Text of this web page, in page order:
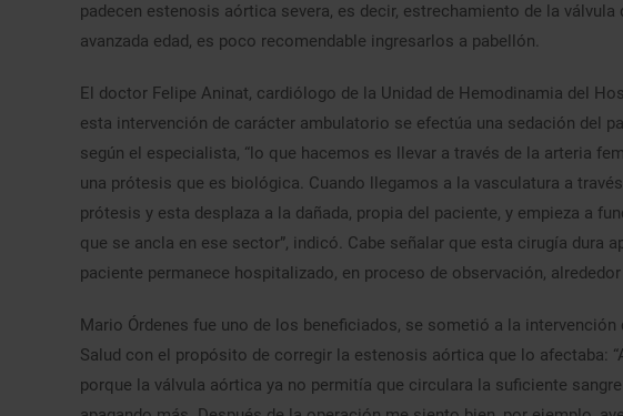
padecen estenosis aórtica severa, es decir, estrechamiento de la válvula
avanzada edad, es poco recomendable ingresarlos a pabellón.
El doctor Felipe Aninat, cardiólogo de la Unidad de Hemodinamia del
esta intervención de carácter ambulatorio se efectúa una sedación del
según el especialista, “lo que hacemos es llevar a través de la arteria
una prótesis que es biológica. Cuando llegamos a la vasculatura a
prótesis y esta desplaza a la dañada, propia del paciente, y empieza a
que se ancla en ese sector”, indicó. Cabe señalar que esta cirugía dura
paciente permanece hospitalizado, en proceso de observación,
Mario Órdenes fue uno de los beneficiados, se sometió a la
Salud con el propósito de corregir la estenosis aórtica que lo afectaba:
porque la válvula aórtica ya no permitía que circulara la suficiente